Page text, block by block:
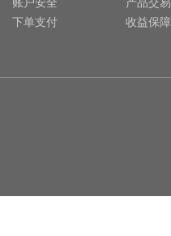
下单支付
收益保障